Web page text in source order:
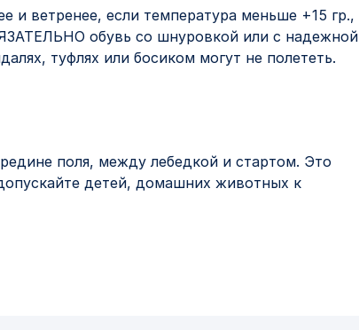
ветренее, если температура меньше +15 гр.,
обувь со шнуровкой или с надежной
туфлях или босиком могут не полететь.
поля, между лебедкой и стартом. Это
детей, домашних животных к